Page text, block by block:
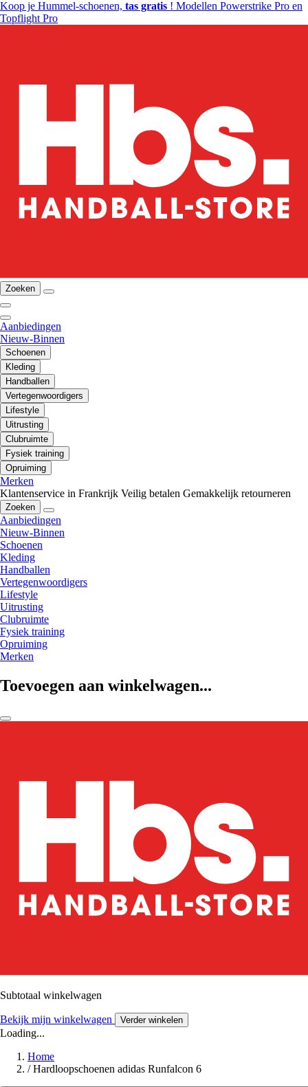
Koop je Hummel-schoenen, tas gratis ! Modellen Powerstrike Pro en
Topflight Pro
Zoeken
Aanbiedingen
Nieuw-Binnen
Schoenen
Kleding
Handballen
Vertegenwoordigers
Lifestyle
Uitrusting
Clubruimte
Fysiek training
Opruiming
Merken
Klantenservice in Frankrijk Veilig betalen Gemakkelijk retourneren
Zoeken
Aanbiedingen
Nieuw-Binnen
Schoenen
Kleding
Handballen
Vertegenwoordigers
Lifestyle
Uitrusting
Clubruimte
Fysiek training
Opruiming
Merken
Toevoegen aan winkelwagen...
Subtotaal winkelwagen
Bekijk mijn winkelwagen Verder winkelen
Loading...
Home
/ Hardloopschoenen adidas Runfalcon 6